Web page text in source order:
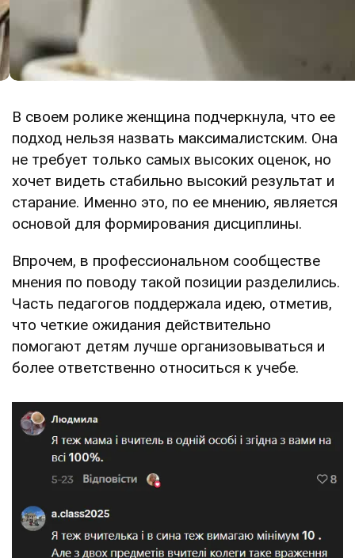
В своем ролике женщина подчеркнула, что ее
подход нельзя назвать максималистским. Она
не требует только самых высоких оценок, но
хочет видеть стабильно высокий результат и
старание. Именно это, по ее мнению, является
основой для формирования дисциплины.
Впрочем, в профессиональном сообществе
мнения по поводу такой позиции разделились.
Часть педагогов поддержала идею, отметив,
что четкие ожидания действительно
помогают детям лучше организовываться и
более ответственно относиться к учебе.